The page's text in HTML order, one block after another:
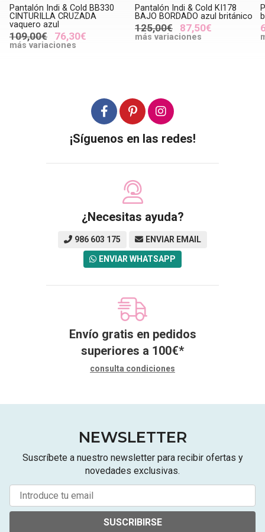
Pantalón Indi & Cold BB330
CINTURILLA CRUZADA
vaquero azul
109,00€ 76,30€
más variaciones
Pantalón Indi & Cold KI178
BAJO BORDADO azul británico
125,00€ 87,50€
más variaciones
¡Síguenos en las redes!
¿Necesitas ayuda?
986 603 175 ENVIAR EMAIL
ENVIAR WHATSAPP
Envío gratis en pedidos
superiores a 100€*
consulta condiciones
NEWSLETTER
Suscríbete a nuestro newsletter para recibir ofertas y
novedades exclusivas.
SUSCRIBIRSE